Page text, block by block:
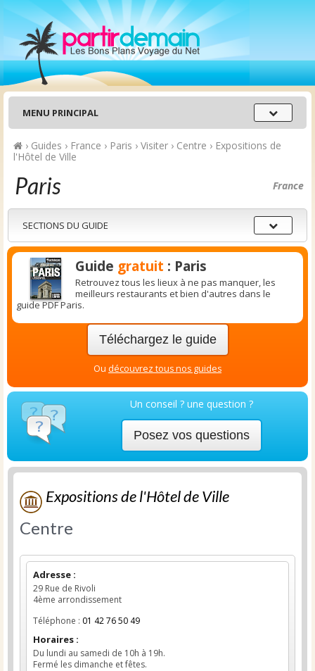
Menu
principal
MENU PRINCIPAL
› Guides › France › Paris › Visiter › Centre › Expositions de
l'Hôtel de Ville
France
Paris
Sections
du
guide
SECTIONS DU GUIDE
Guide gratuit : Paris
Retrouvez tous les lieux à ne pas manquer, les
meilleurs restaurants et bien d'autres dans le
guide PDF Paris.
Téléchargez le guide
Ou découvrez tous nos guides
Un conseil ? une question ?
Posez vos questions
Expositions de l'Hôtel de Ville
Centre
Adresse :
29 Rue de Rivoli
4ème arrondissement
Téléphone : 01 42 76 50 49
Horaires :
Du lundi au samedi de 10h à 19h.
Fermé les dimanche et fêtes.